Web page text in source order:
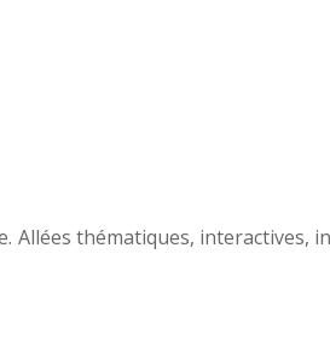
thématiques, interactives,